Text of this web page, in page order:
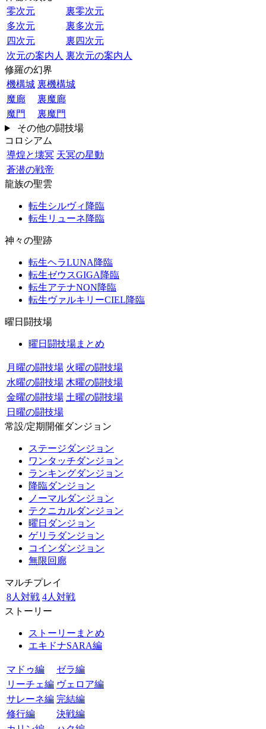
零次元
裏零次元
多次元
裏多次元
四次元
裏四次元
次元の案内人 裏次元の案内人
修羅の幻界
機構城 裏機構城
魔廊
裏魔廊
魔門
裏魔門
その他の闘技場
コロシアム
導煌と壊冥 天冥の星動
蒼潜の戦帝
龍族の聖雲
転生シルヴィ降臨
転生リューネ降臨
神々の聖跡
転生ヘラLUNA降臨
転生ゼウスGIGA降臨
転生アテナNON降臨
転生ヴァルキリーCIEL降臨
曜日闘技場
曜日闘技場まとめ
月曜の闘技場 火曜の闘技場
水曜の闘技場 木曜の闘技場
金曜の闘技場 土曜の闘技場
日曜の闘技場
常設/定期開催ダンジョン
ステージダンジョン
ワンタッチダンジョン
ランキングダンジョン
降臨ダンジョン
ノーマルダンジョン
テクニカルダンジョン
曜日ダンジョン
ゲリラダンジョン
コインダンジョン
無限回廊
マルチプレイ
8人対戦 4人対戦
ストーリー
ストーリーまとめ
エキドナSARA編
マドゥ編
ゼラ編
リーチェ編 ヴェロア編
サレーネ編 完結編
修行編
決戦編